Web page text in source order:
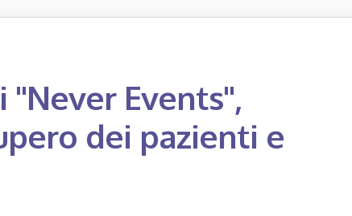
Events",
dei pazienti e